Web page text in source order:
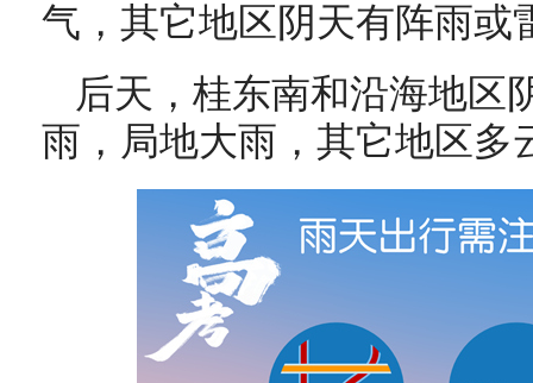
气，其它地区阴天有阵雨或
后天，桂东南和沿海地区
雨，局地大雨，其它地区多